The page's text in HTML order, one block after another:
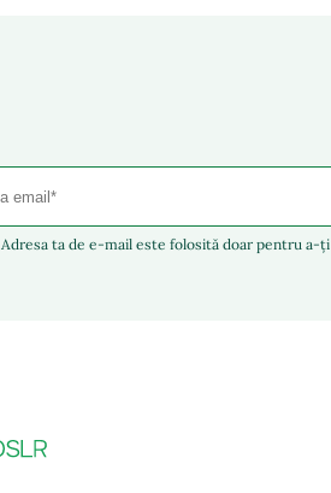
Adresa ta de e-mail este folosită doar pentru